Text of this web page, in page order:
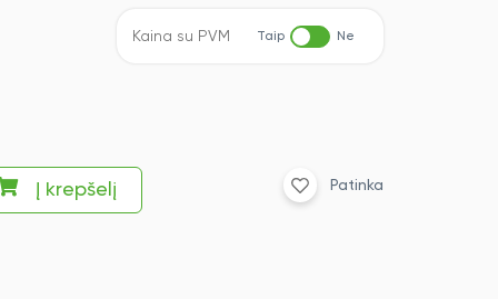
Kaina su PVM Taip Ne
Į krepšelį Patinka